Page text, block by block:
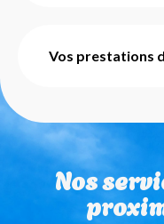
payez que 50% du
service est mis en
utiliser vos Chèques
pour régler vos
sans engagement
d'un ménage
modifier ou
appel à votre
Nos